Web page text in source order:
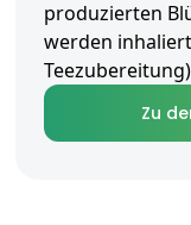
produzierten
werden
Zu